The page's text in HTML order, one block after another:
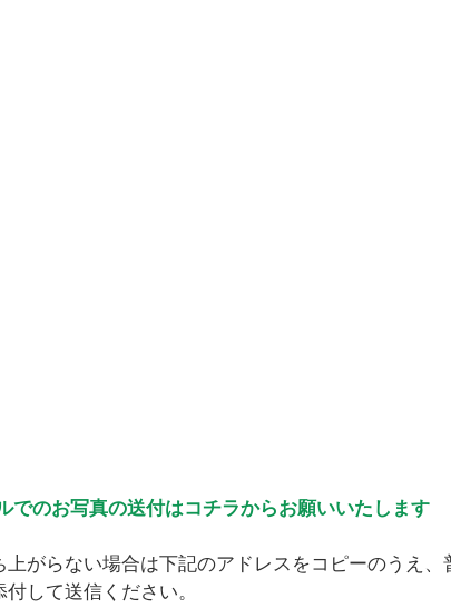
でのお写真の送付はコチラからお願いいたします
上がらない場合は下記のアドレスをコピーのうえ、
して送信ください。